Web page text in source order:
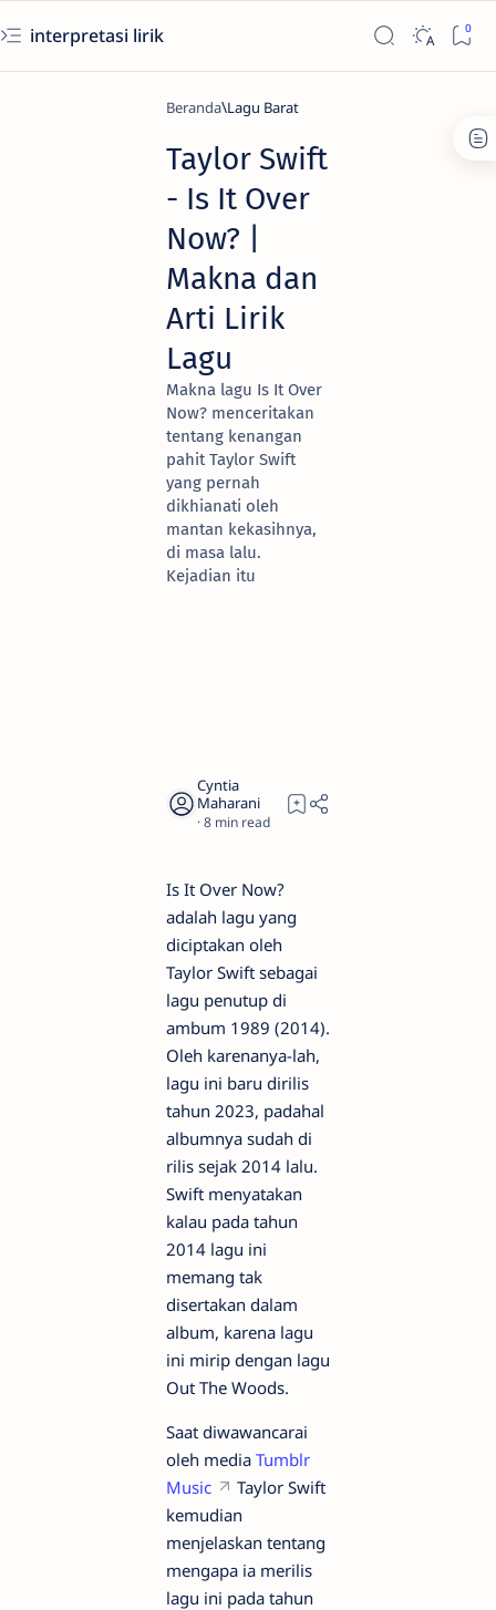
interpretasi lirik
Beranda Lagu Barat
Taylor Swift
- Is It Over
Now? |
Makna dan
Arti Lirik
Lagu
Makna lagu Is It Over
Now? menceritakan
tentang kenangan
pahit Taylor Swift
yang pernah
dikhianati oleh
mantan kekasihnya,
di masa lalu.
Kejadian itu
8
Is It Over Now?
adalah lagu yang
diciptakan oleh
Taylor Swift sebagai
lagu penutup di
ambum 1989 (2014).
Oleh karenanya-lah,
lagu ini baru dirilis
tahun 2023, padahal
albumnya sudah di
rilis sejak 2014 lalu.
Swift menyatakan
kalau pada tahun
2014 lagu ini
memang tak
disertakan dalam
album, karena lagu
ini mirip dengan lagu
Out The Woods.
Saat diwawancarai
oleh media Tumblr
Music
Taylor Swift
kemudian
menjelaskan tentang
mengapa ia merilis
lagu ini pada tahun